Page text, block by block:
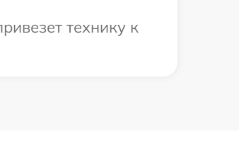
технику к